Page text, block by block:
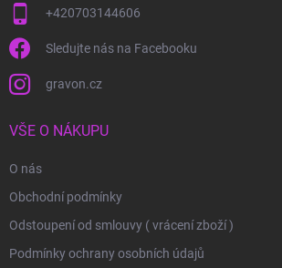
+420703144606
Sledujte nás na Facebooku
gravon.cz
VŠE O NÁKUPU
O nás
Obchodní podmínky
Odstoupení od smlouvy ( vrácení zboží )
Podmínky ochrany osobních údajů